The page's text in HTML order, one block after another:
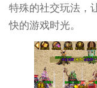
特殊的社交玩法，
快的游戏时光。